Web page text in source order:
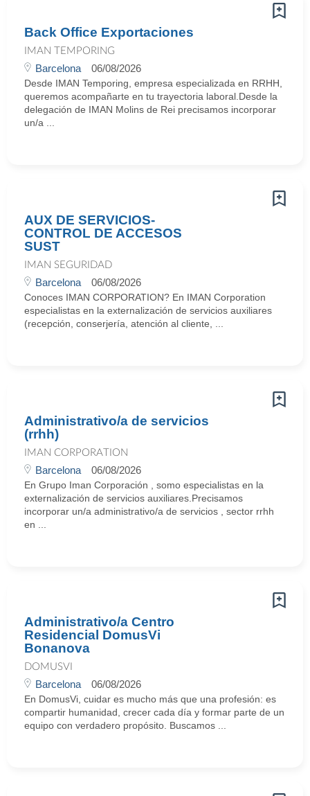
Back Office Exportaciones
IMAN TEMPORING
Barcelona 06/08/2026
Desde IMAN Temporing, empresa especializada en RRHH,
queremos acompañarte en tu trayectoria laboral.Desde la
delegación de IMAN Molins de Rei precisamos incorporar
un/a ...
AUX DE SERVICIOS-
CONTROL DE ACCESOS
SUST
IMAN SEGURIDAD
Barcelona 06/08/2026
Conoces IMAN CORPORATION? En IMAN Corporation
especialistas en la externalización de servicios auxiliares
(recepción, conserjería, atención al cliente, ...
Administrativo/a de servicios
(rrhh)
IMAN CORPORATION
Barcelona 06/08/2026
En Grupo Iman Corporación , somo especialistas en la
externalización de servicios auxiliares.Precisamos
incorporar un/a administrativo/a de servicios , sector rrhh
en ...
Administrativo/a Centro
Residencial DomusVi
Bonanova
DOMUSVI
Barcelona 06/08/2026
En DomusVi, cuidar es mucho más que una profesión: es
compartir humanidad, crecer cada día y formar parte de un
equipo con verdadero propósito. Buscamos ...